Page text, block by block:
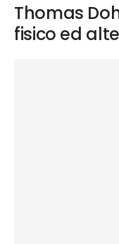
Thomas
fisico ed